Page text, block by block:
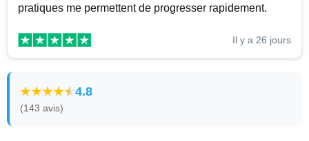
pratiques me permettent de progresser rapidement.
Il y a 26 jours
4.8
(143 avis)